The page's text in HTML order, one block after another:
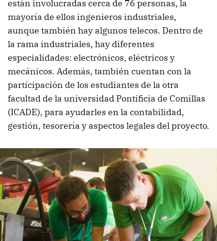
están involucradas cerca de 76 personas, la
mayoría de ellos ingenieros industriales,
aunque también hay algunos telecos. Dentro de
la rama industriales, hay diferentes
especialidades: electrónicos, eléctricos y
mecánicos. Además, también cuentan con la
participación de los estudiantes de la otra
facultad de la universidad Pontificia de Comillas
(ICADE), para ayudarles en la contabilidad,
gestión, tesorería y aspectos legales del proyecto.